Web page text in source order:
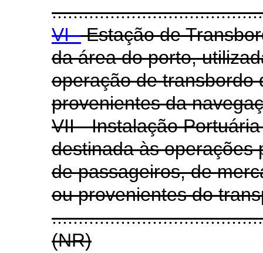
VI -Estação de
da área do porto,
operação de transbordo
provenientes da
VII - Instalação
destinada às operações
de passageiros, de
ou provenientes do
(NR)